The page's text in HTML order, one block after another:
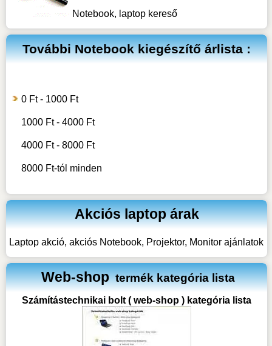
Notebook, laptop kereső
TovábbiNotebook kiegészítőárlista :
0 Ft - 1000 Ft
1000 Ft - 4000 Ft
4000 Ft - 8000 Ft
8000 Ft-tól minden
Akciós laptop árak
Laptop akció, akciós Notebook, Projektor, Monitor ajánlatok
Web-shop termék kategória lista
Számítástechnikai bolt ( web-shop ) kategória lista